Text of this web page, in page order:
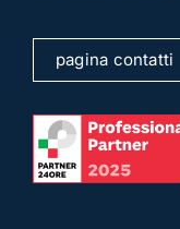
pagina contatti